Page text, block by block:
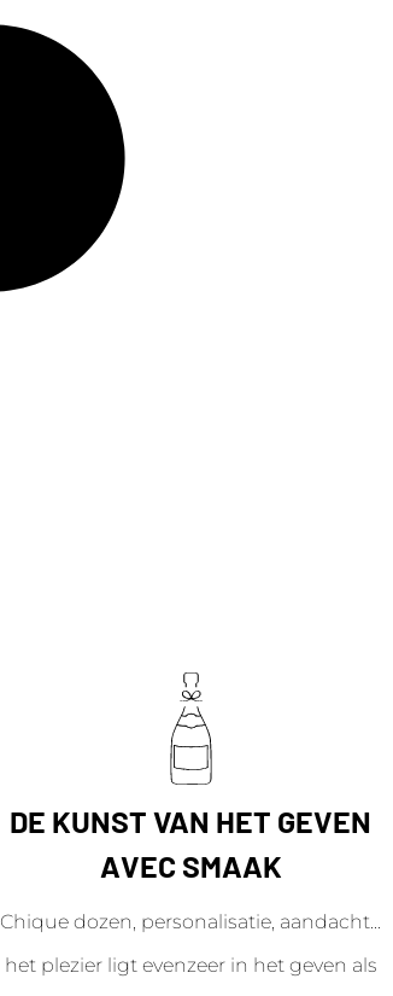
DE KUNST VAN HET GEVEN
AVEC SMAAK
Chique dozen, personalisatie, aandacht...
het plezier ligt evenzeer in het geven als